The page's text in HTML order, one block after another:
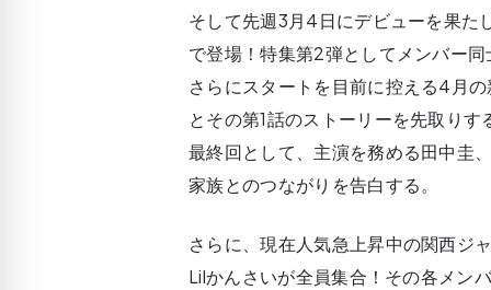
そして先週3月4日にデビューを果た
で登場！特集第2弾としてメンバー
さらにスタートを目前に控える4月
とその第1話のストーリーを先取り
最終回として、主演を務める田中圭
家族とのつながりを告白する。
さらに、現在人気急上昇中の関西ジ
Lilかんさいが全員集合！その各メン